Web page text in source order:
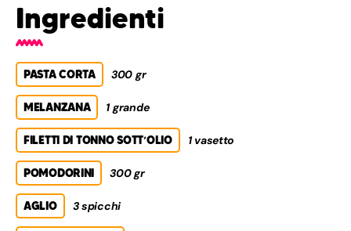
Ingredienti
PASTA CORTA 300 gr
MELANZANA 1 grande
FILETTI DI TONNO SOTT’OLIO 1 vasetto
POMODORINI 300 gr
AGLIO 3 spicchi